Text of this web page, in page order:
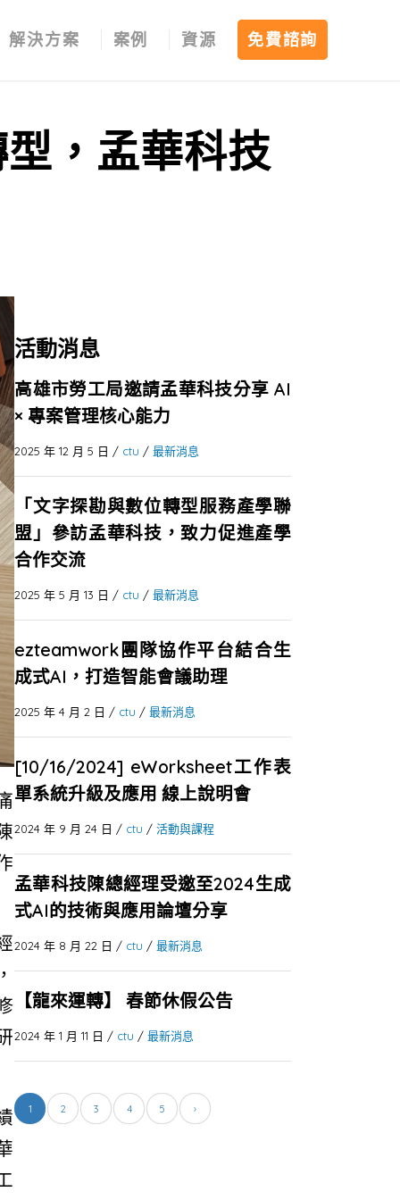
解決方案 案例 資源 免費諮詢
，孟華科技
活動消息
高雄市勞工局邀請孟華科技分享 AI
× 專案管理核心能力
2025 年 12 月 5 日 / ctu /最新消息
「文字探勘與數位轉型服務產學聯
盟」參訪孟華科技，致力促進產學
合作交流
2025 年 5 月 13 日 / ctu /最新消息
ezteamwork團隊協作平台結合生
成式AI，打造智能會議助理
2025 年 4 月 2 日 / ctu /最新消息
[10/16/2024] eWorksheet工作表
單系統升級及應用 線上說明會
2024 年 9 月 24 日 / ctu /活動與課程
孟華科技陳總經理受邀至2024生成
式AI的技術與應用論壇分享
2024 年 8 月 22 日 / ctu /最新消息
【龍來運轉】 春節休假公告
2024 年 1 月 11 日 / ctu /最新消息
1 2 3 4 5 ›